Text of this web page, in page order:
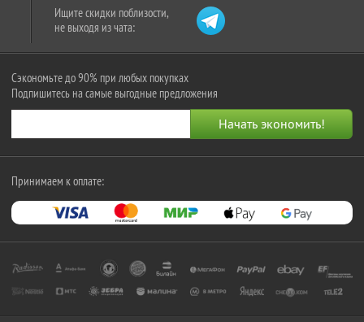
Ищите скидки поблизости,
не выходя из чата:
Сэкономьте до 90% при любых покупках
Подпишитесь на самые выгодные предложения
Принимаем к оплате: